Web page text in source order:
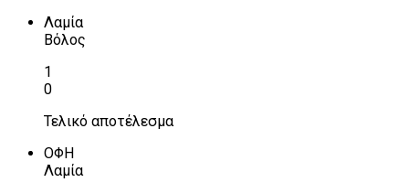
Λαμία
Βόλος
1
0
Τελικό αποτέλεσμα
ΟΦΗ
Λαμία